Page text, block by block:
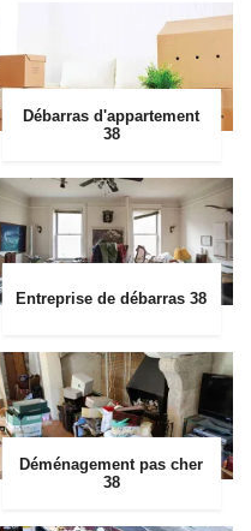
Débarras d'appartement
38
Entreprise de débarras 38
Déménagement pas cher
38